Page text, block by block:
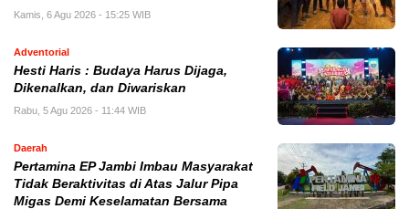
Kamis, 6 Agu 2026 - 15:25 WIB
Adventorial
Hesti Haris : Budaya Harus Dijaga,
Dikenalkan, dan Diwariskan
Rabu, 5 Agu 2026 - 11:44 WIB
Daerah
Pertamina EP Jambi Imbau Masyarakat
Tidak Beraktivitas di Atas Jalur Pipa
Migas Demi Keselamatan Bersama